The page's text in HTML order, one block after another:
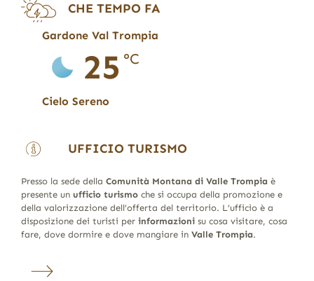
CHE TEMPO FA
Gardone Val Trompia
25 °C
Cielo Sereno
UFFICIO TURISMO
Presso la sede della Comunità Montana di Valle Trompia è
presente un ufficio turismoche si occupa della promozione e
della valorizzazione dell’offerta del territorio. L’ufficio è a
disposizione dei turisti per informazionisu cosa visitare, cosa
fare, dove dormire e dove mangiare in Valle Trompia.